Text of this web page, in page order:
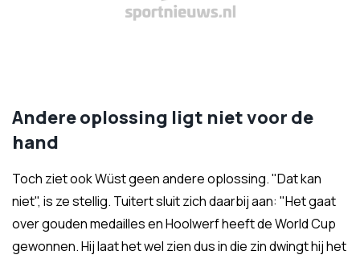
Andere oplossing ligt niet voor de
hand
Toch ziet ook Wüst geen andere oplossing. "Dat kan
niet", is ze stellig. Tuitert sluit zich daarbij aan: "Het gaat
over gouden medailles en Hoolwerf heeft de World Cup
gewonnen. Hij laat het wel zien dus in die zin dwingt hij het